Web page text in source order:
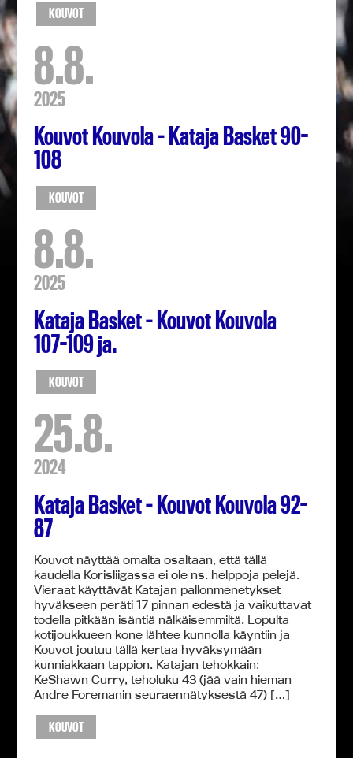
KOUVOT
8.8.
2025
Kouvot Kouvola – Kataja Basket 90-
108
KOUVOT
8.8.
2025
Kataja Basket – Kouvot Kouvola
107-109 ja.
KOUVOT
25.8.
2024
Kataja Basket – Kouvot Kouvola 92-
87
Kouvot näyttää omalta osaltaan, että tällä
kaudella Korisliigassa ei ole ns. helppoja pelejä.
Vieraat käyttävät Katajan pallonmenetykset
hyväkseen peräti 17 pinnan edestä ja vaikuttavat
todella pitkään isäntiä nälkäisemmiltä. Lopulta
kotijoukkueen kone lähtee kunnolla käyntiin ja
Kouvot joutuu tällä kertaa hyväksymään
kunniakkaan tappion. Katajan tehokkain:
KeShawn Curry, teholuku 43 (jää vain hieman
Andre Foremanin seuraennätyksestä 47) […]
KOUVOT